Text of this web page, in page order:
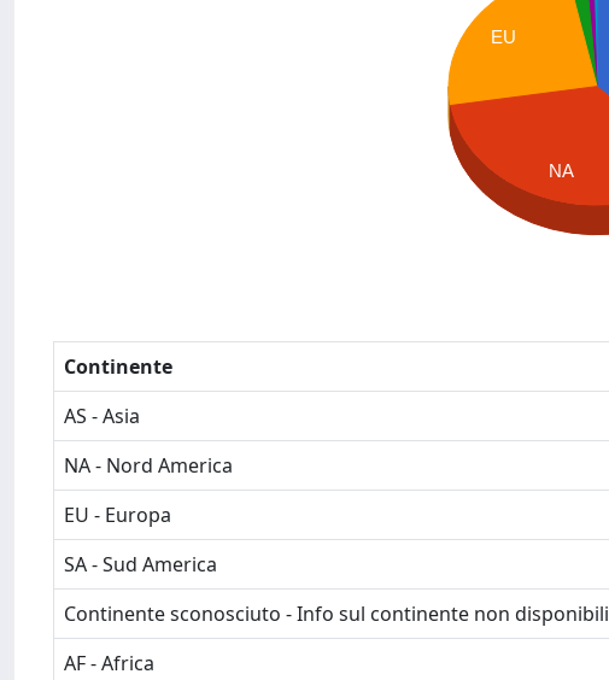
EU
NA
Continente
AS - Asia
NA - Nord America
EU - Europa
SA - Sud America
Continente sconosciuto - Info sul continente non disponibili
AF - Africa